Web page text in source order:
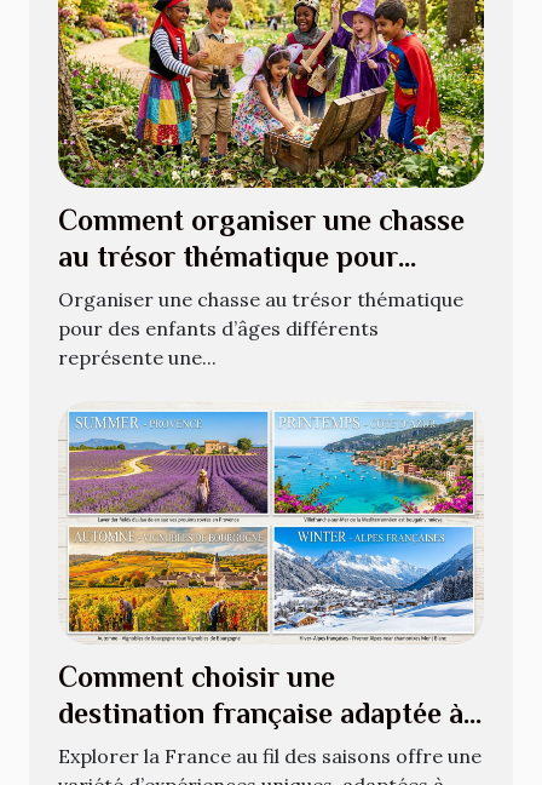
Comment organiser une chasse
au trésor thématique pour
enfants de différents âges ?
Organiser une chasse au trésor thématique
pour des enfants d’âges différents
représente une...
Comment choisir une
destination française adaptée à
chaque saison ?
Explorer la France au fil des saisons offre une